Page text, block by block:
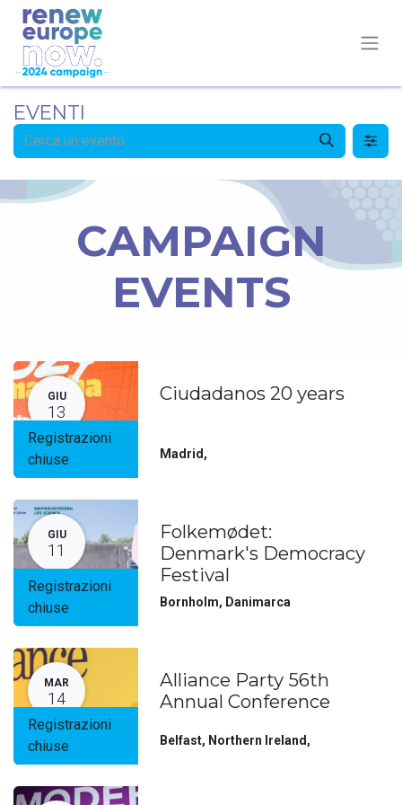
EVENTI
CAMPAIGN
EVENTS
GIU
13
Registrazioni
chiuse
Ciudadanos 20 years
Madrid ,
GIU
11
Registrazioni
chiuse
Folkemødet:
Denmark's Democracy
Festival
Bornholm, Danimarca
MAR
14
Registrazioni
chiuse
Alliance Party 56th
Annual Conference
Belfast, Northern Ireland ,